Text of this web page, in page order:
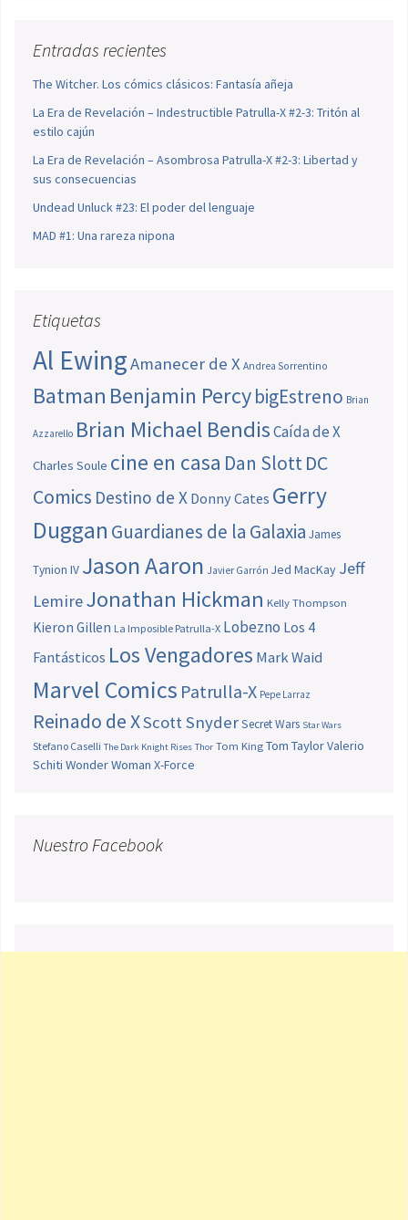
Entradas recientes
The Witcher. Los cómics clásicos: Fantasía añeja
La Era de Revelación – Indestructible Patrulla-X #2-3: Tritón al
estilo cajún
La Era de Revelación – Asombrosa Patrulla-X #2-3: Libertad y
sus consecuencias
Undead Unluck #23: El poder del lenguaje
MAD #1: Una rareza nipona
Etiquetas
Al EwingAmanecer de X Andrea Sorrentino
Batman Benjamin PercybigEstreno Brian
Azzarello Brian Michael BendisCaída de X
Charles Soule cine en casa Dan SlottDC
Comics Destino de X Donny Cates Gerry
Duggan Guardianes de la Galaxia James
Tynion IV Jason Aaron Javier Garrón Jed MacKay Jeff
LemireJonathan Hickman Kelly Thompson
Kieron Gillen La Imposible Patrulla-X Lobezno Los 4
Fantásticos Los Vengadores Mark Waid
Marvel Comics Patrulla-X Pepe Larraz
Reinado de XScott SnyderSecret Wars Star Wars
Stefano Caselli The Dark Knight Rises Thor Tom King Tom TaylorValerio
Schiti Wonder Woman X-Force
Nuestro Facebook